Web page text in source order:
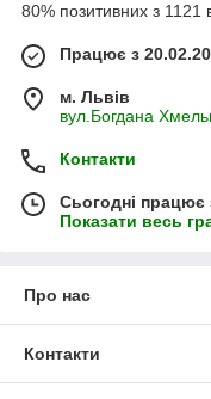
80% позитивних з 1121
Працює з
м. Львів
вул.Богдана
Контакти
Сьогодні працює
Показати весь
Про нас
Контакти